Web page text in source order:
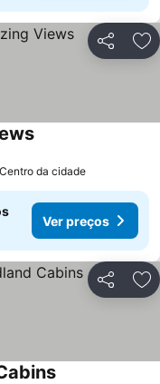
Partilhar
da cidade
Ver preços
Partilhar